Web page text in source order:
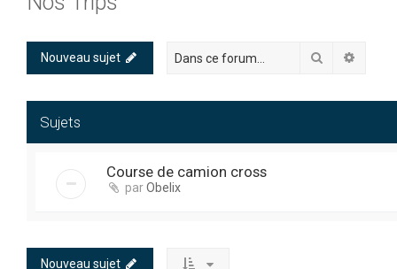
Nouveau sujet Rechercher
Sujets
Course de camion cross
parObelix
Nouveau sujet